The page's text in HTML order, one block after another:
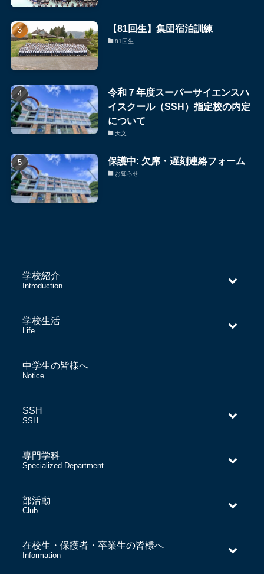
【81回生】集団宿泊訓練
81回生
令和７年度スーパーサイエンスハ
イスクール（SSH）指定校の内定
について
天文
保護中: 欠席・遅刻連絡フォーム
お知らせ
学校紹介
–
Introduction
学校生活
–
Life
中学生の皆様へ
–
Notice
SSH
–
SSH
専門学科
–
Specialized Department
部活動
–
Club
在校生・保護者・卒業生の皆様へ
–
Information